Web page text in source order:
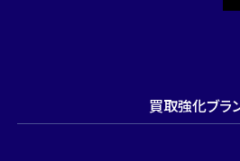
買取強化ブラ